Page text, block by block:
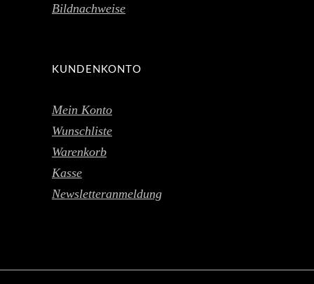
Bildnachweise
KUNDENKONTO
Mein Konto
Wunschliste
Warenkorb
Kasse
Newsletteranmeldung